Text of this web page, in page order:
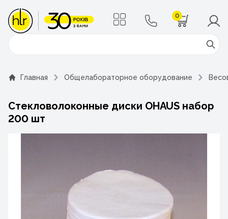
0
Поиск
Главная Общелабораторное оборудование
Стекловолоконные диски OHAUS набор
200 шт